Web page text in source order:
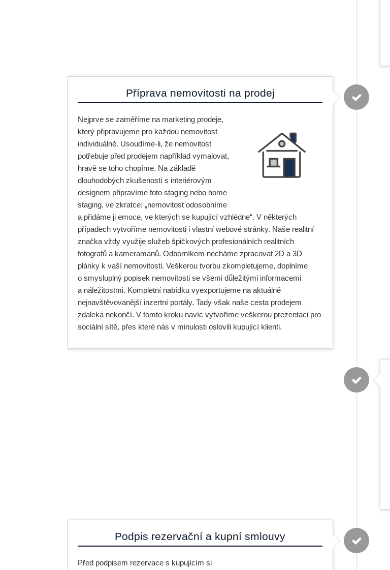
Příprava nemovitosti na prodej
Nejprve se zaměříme na marketing prodeje,
který připravujeme pro každou nemovitost
individuálně. Usoudíme-li, že nemovitost
potřebuje před prodejem například vymalovat,
hravě se toho chopíme. Na základě
dlouhodobých zkušeností s interiérovým
designem připravíme foto staging nebo home
staging, ve zkratce: „nemovitost odosobníme
a přidáme ji emoce, ve kterých se kupující vzhlédne“. V některých
případech vytvoříme nemovitosti i vlastní webové stránky. Naše realitní
značka vždy využije služeb špičkových profesionálních realitních
fotografů a kameramanů. Odborníkem necháme zpracovat 2D a 3D
plánky k vaší nemovitosti. Veškerou tvorbu zkompletujeme, doplníme
o smysluplný popisek nemovitosti se všemi důležitými informacemi
a náležitostmi. Kompletní nabídku vyexportujeme na aktuálně
nejnavštěvovanější inzertní portály. Tady však naše cesta prodejem
zdaleka nekončí. V tomto kroku navíc vytvoříme veškerou prezentaci pro
sociální sítě, přes které nás v minulosti oslovili kupující klienti.
Podpis rezervační a kupní smlouvy
Před podpisem rezervace s kupujícím si